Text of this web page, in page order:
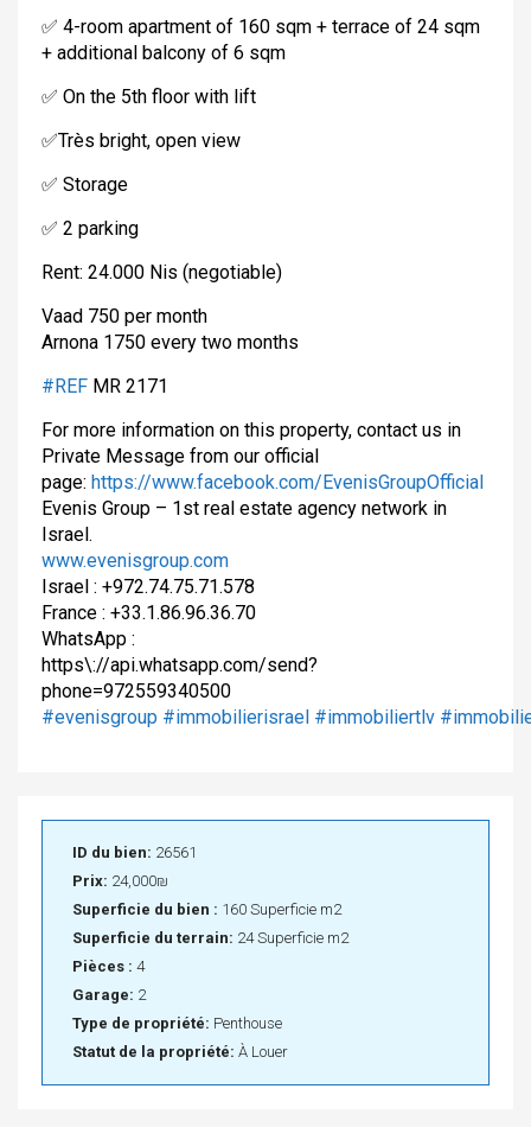
✅ 4-room apartment of 160 sqm + terrace of 24 sqm
+ additional balcony of 6 sqm
✅ On the 5th floor with lift
✅Très bright, open view
✅ Storage
✅ 2 parking
Rent: 24.000 Nis (negotiable)
Vaad 750 per month
Arnona 1750 every two months
#REF MR 2171
For more information on this property, contact us in
Private Message from our official
page: https://www.facebook.com/EvenisGroupOfficial
Evenis Group – 1st real estate agency network in
Israel.
www.evenisgroup.com
Israel : +972.74.75.71.578
France : +33.1.86.96.36.70
WhatsApp :
https\://api.whatsapp.com/send?
phone=972559340500
#evenisgroup #immobilierisrael #immobiliertlv
ID du bien: 26561
Prix: 24,000₪
Superficie du bien : 160 Superficie m2
Superficie du terrain: 24 Superficie m2
Pièces : 4
Garage: 2
Type de propriété: Penthouse
Statut de la propriété: À Louer